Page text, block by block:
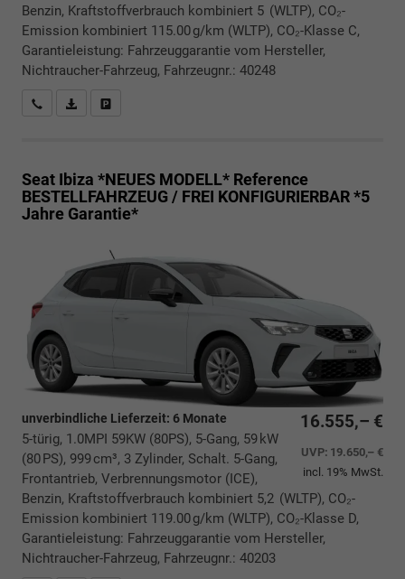
Benzin, Kraftstoffverbrauch kombiniert 5 (WLTP), CO₂-
Emission kombiniert 115.00 g/km (WLTP), CO₂-Klasse C,
Garantieleistung: Fahrzeuggarantie vom Hersteller,
Nichtraucher-Fahrzeug, Fahrzeugnr.: 40248
Rückrufbitte absenden
PDF-Datei, Fahrzeugexposé drucken
Seat Ibiza *NEUES MODELL* Reference
BESTELLFAHRZEUG / FREI KONFIGURIERBAR *5
Jahre Garantie*
16.555,– €
UVP: 19.650,– €
incl. 19% MwSt.
unverbindliche Lieferzeit: 6 Monate
5-türig, 1.0MPI 59KW (80PS), 5-Gang, 59 kW
(80 PS), 999 cm³, 3 Zylinder, Schalt. 5-Gang,
Frontantrieb, Verbrennungsmotor (ICE),
Benzin, Kraftstoffverbrauch kombiniert 5,2 (WLTP), CO₂-
Emission kombiniert 119.00 g/km (WLTP), CO₂-Klasse D,
Garantieleistung: Fahrzeuggarantie vom Hersteller,
Nichtraucher-Fahrzeug, Fahrzeugnr.: 40203